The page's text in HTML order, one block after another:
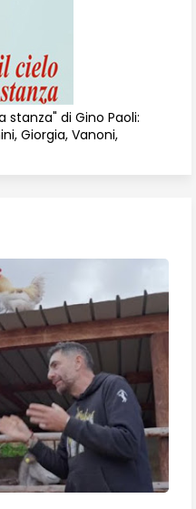
stanza" di Gino Paoli:
Giorgia, Vanoni,